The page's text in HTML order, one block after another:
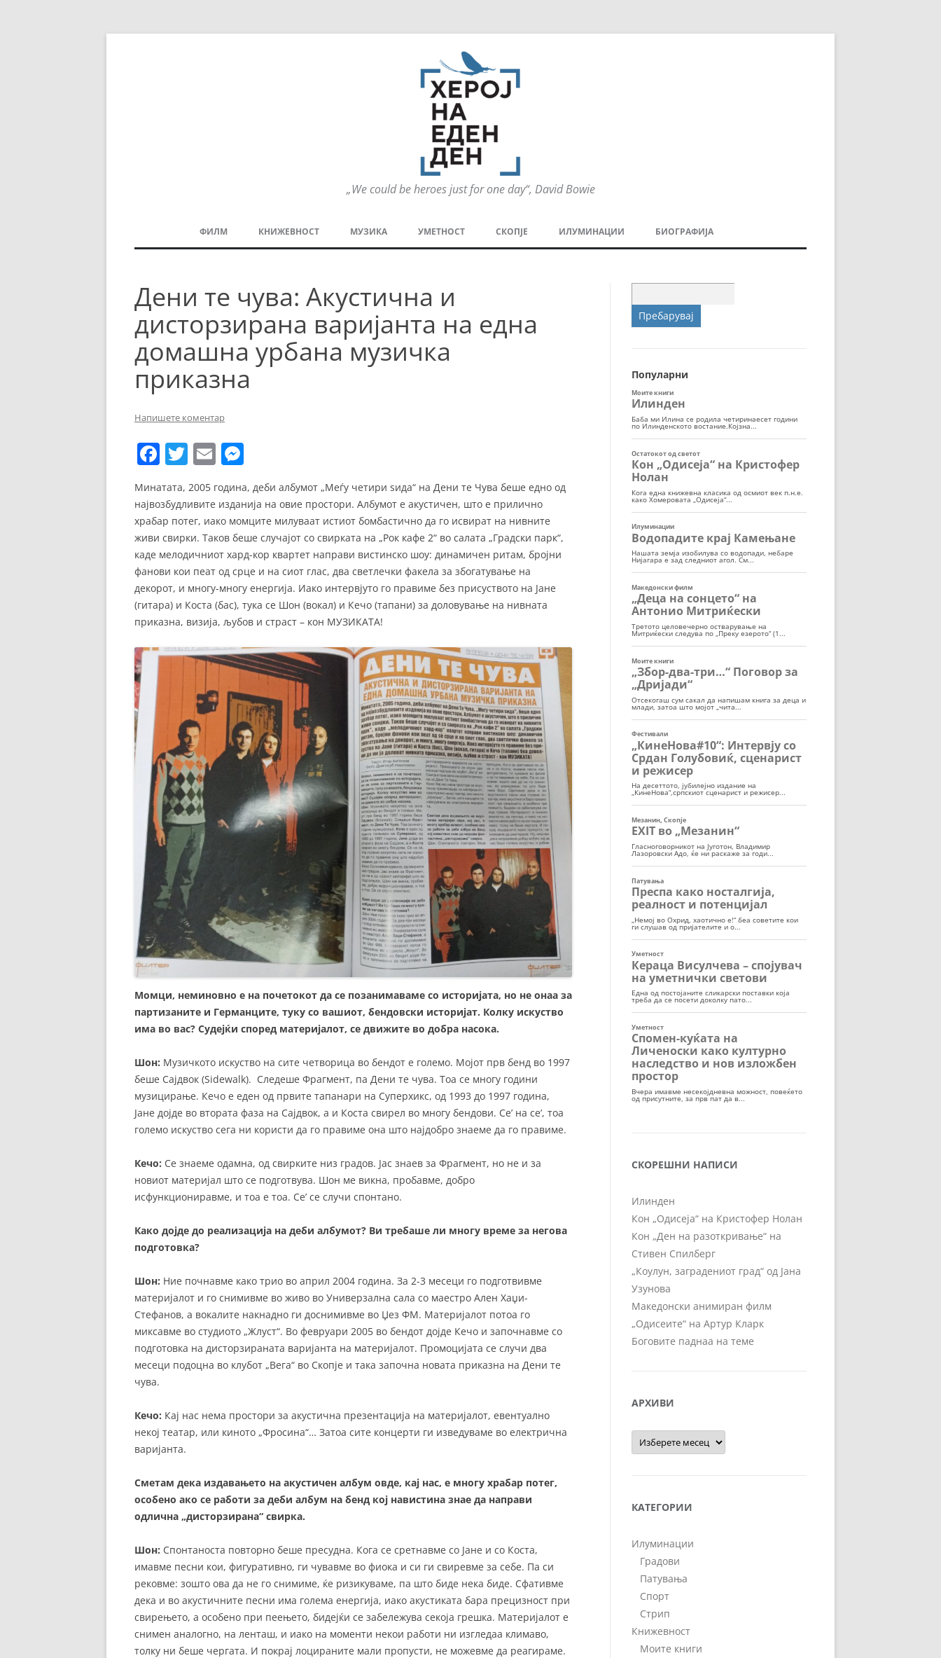
„We could be heroes just for one day“, David Bowie
содржината
ФИЛМ
ЕВРОПСКИ ФИЛМ
ОСТАТОКОТ ОД СВЕТОТ
КНИЖЕВНОСТ МУЗИКА УМЕТНОСТ СКОПЈЕ ИЛУМИНАЦИИ
СПОРТ
БИОГРАФИЈА
Дени те чува: Акустична и
дисторзирана варијанта на една
домашна урбана музичка
приказна
Напишете коментар
F
c
e
b
o
o
k
T
w
itt
er
E
ai
l
ss
e
n
g
er
Минатата, 2005 година, деби албумот „Меѓу четири ѕида“ на Дени те Чува беше едно од
највозбудливите изданија на овие простори. Албумот е акустичен, што е прилично
храбар потег, иако момците милуваат истиот бомбастично да го исвират на нивните
живи свирки. Таков беше случајот со свирката на „Рок кафе 2“ во салата „Градски парк“,
каде мелодичниот хард-кор квартет направи вистинско шоу: динамичен ритам, бројни
фанови кои пеат од срце и на сиот глас, два светлечки факела за збогатување на
декорот, и многу-многу енергија. Иако интервјуто го правиме без присуството на Јане
(гитара) и Коста (бас), тука се Шон (вокал) и Кечо (тапани) за доловување на нивната
приказна, визија, љубов и страст – кон МУЗИКАТА!
Момци, неминовно е на почетокот да се позанимаваме со историјата, но не онаа за
партизаните и Германците, туку со вашиот, бендовски историјат. Колку искуство
има во вас? Судејќи според материјалот, се движите во добра насока.
Шон: Музичкото искуство на сите четворица во бендот е големо. Мојот прв бенд во 1997
беше Сајдвок (Sidewalk). Следеше Фрагмент, па Дени те чува. Тоа се многу години
музицирање. Кечо е еден од првите тапанари на Суперхикс, од 1993 до 1997 година,
Јане дојде во втората фаза на Сајдвок, а и Коста свирел во многу бендови. Се’ на се’, тоа
големо искуство сега ни користи да го правиме она што најдобро знаеме да го правиме.
Кечо: Се знаеме одамна, од свирките низ градов. Јас знаев за Фрагмент, но не и за
новиот материјал што се подготвува. Шон ме викна, пробавме, добро
исфункциониравме, и тоа е тоа. Се’ се случи спонтано.
Како дојде до реализација на деби албумот? Ви требаше ли многу време за негова
подготовка?
Шон: Ние почнавме како трио во април 2004 година. За 2-3 месеци го подготвивме
материјалот и го снимивме во живо во Универзална сала со маестро Ален Хаџи-
Стефанов, а вокалите накнадно ги доснимивме во Џез ФМ. Материјалот потоа го
миксавме во студиото „Жлуст“. Во февруари 2005 во бендот дојде Кечо и започнавме со
подготовка на дисторзираната варијанта на материјалот. Промоцијата се случи два
месеци подоцна во клубот „Вега“ во Скопје и така започна новата приказна на Дени те
чува.
Кечо: Кај нас нема простори за акустична презентација на материјалот, евентуално
некој театар, или киното „Фросина“… Затоа сите концерти ги изведуваме во електрична
варијанта.
Сметам дека издавањето на акустичен албум овде, кај нас, е многу храбар потег,
особено ако се работи за деби албум на бенд кој навистина знае да направи
одлична „дисторзирана“ свирка.
Шон: Спонтаноста повторно беше пресудна. Кога се сретнавме со Јане и со Коста,
имавме песни кои, фигуративно, ги чувавме во фиока и си ги свиревме за себе. Па си
рековме: зошто ова да не го снимиме, ќе ризикуваме, па што биде нека биде. Сфативме
дека и во акустичните песни има голема енергија, иако акустиката бара прецизност при
свирењето, а особено при пеењето, бидејќи се забележува секоја грешка. Материјалот е
снимен аналогно, на ленташ, и иако на моменти некои работи ни изгледаа климаво,
толку ни беше чергата. И покрај лоцираните мали пропусти, не можевме да реагираме.
за:
Популарни
СКОРЕШНИ НАПИСИ
Илинден
Кон „Одисеја“ на Кристофер Нолан
Кон „Ден на разоткривање“ на
Стивен Спилберг
„Коулун, заградениот град“ од Јана
Узунова
Македонски анимиран филм
„Одисеите“ на Артур Кларк
Боговите паднаа на теме
АРХИВИ
Архиви
КАТЕГОРИИ
Илуминации
Градови
Патувања
Спорт
Стрип
Книжевност
Моите книги